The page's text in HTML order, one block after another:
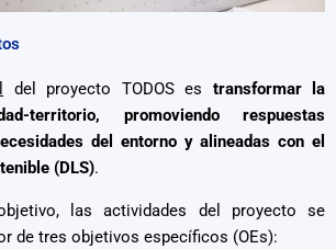
del proyecto TODOS es transformar la
territorio, promoviendo respuestas
del entorno y alineadas con el
(DLS).
las actividades del proyecto se
de tres objetivos específicos (OEs):